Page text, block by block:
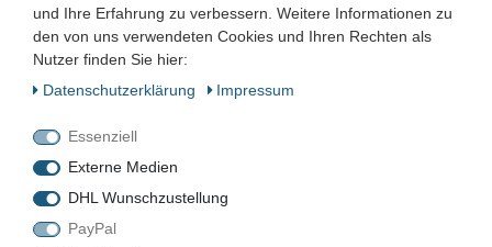
Artikelnummer:
MPT-696
und Ihre Erfahrung zu verbessern. Weitere Informationen zu
den von uns verwendeten Cookies und Ihren Rechten als
Nutzer finden Sie hier:
Daten­schutz­erklärung
Impressum
Essenziell
Externe Medien
DHL Wunschzustellung
PayPal